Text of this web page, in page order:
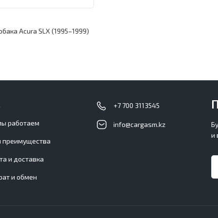
Acura SLX (1995–1999)
работаем
преимущества
и доставка
и обмен
+7 700 3113545
info@cargasm.kz
и